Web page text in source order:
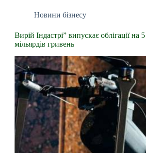
Новини бізнесу
Вирій Індастрі” випускає облігації на 5
мільярдів гривень